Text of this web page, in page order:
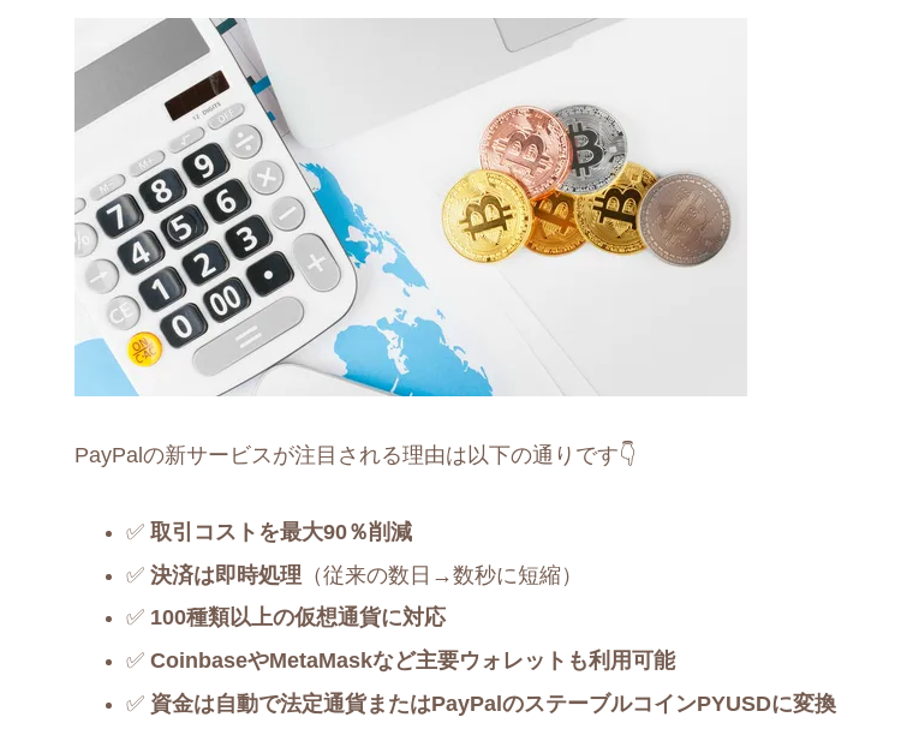
PayPalの新サービスが注目される理由は以下の通りです👇
✅取引コストを最大90％削減
✅決済は即時処理 （従来の数日→数秒に短縮）
✅ 100種類以上の仮想通貨に対応
✅CoinbaseやMetaMaskなど主要ウォレットも利用可能
✅ 資金は自動で法定通貨またはPayPalのステーブルコインPYUSDに変換